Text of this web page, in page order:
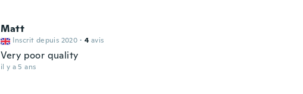
Matt
Inscrit depuis 2020 · 4 avis
Very poor quality
il y a 5 ans